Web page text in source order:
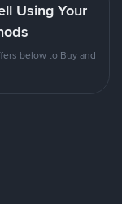
Using Your
below to Buy and